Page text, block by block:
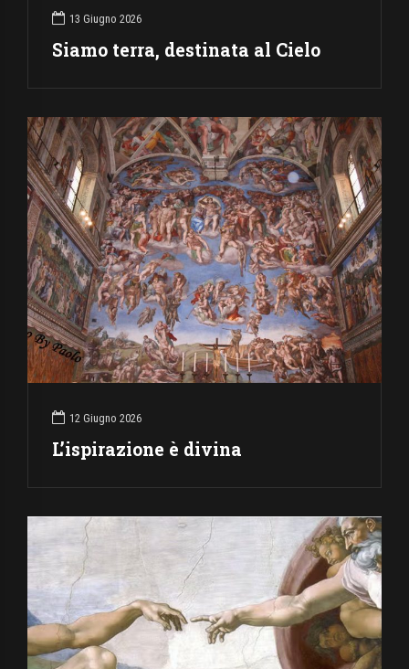
13 Giugno 2026
Siamo terra, destinata al Cielo
12 Giugno 2026
L’ispirazione è divina